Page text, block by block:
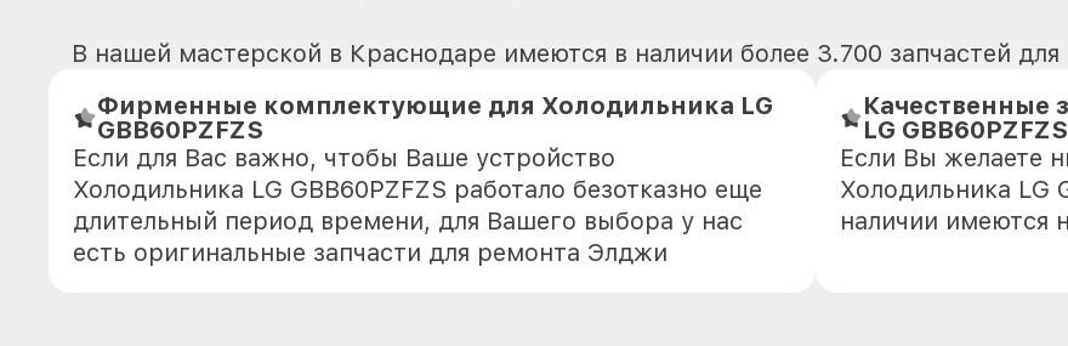
В нашей мастерской в Краснодаре имеются в наличии более 3.700 запчастей
Фирменные комплектующие для Холодильника LG
GBB60PZFZS
Если для Вас важно, чтобы Ваше устройство
Холодильника LG GBB60PZFZS работало безотказно еще
длительный период времени, для Вашего выбора у нас
есть оригинальные запчасти для ремонта Элджи
Качественные
LG GBB60PZFZS
Если Вы желаете
Холодильника LG
наличии имеются